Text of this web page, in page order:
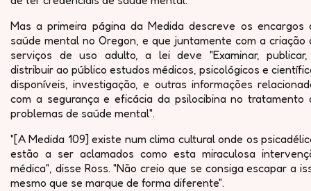
Mas a primeira página da Medida descreve os encargos
saúde mental no Oregon, e que juntamente com a criação
serviços de uso adulto, a lei deve "Examinar,
distribuir ao público estudos médicos, psicológicos e
disponíveis, investigação, e outras informações
com a segurança e eficácia da psilocibina no tratamento
problemas de saúde mental".
"[A Medida 109] existe num clima cultural onde os
estão a ser aclamados como esta miraculosa
médica", disse Ross. "Não creio que se consiga escapar a
mesmo que se marque de forma diferente".